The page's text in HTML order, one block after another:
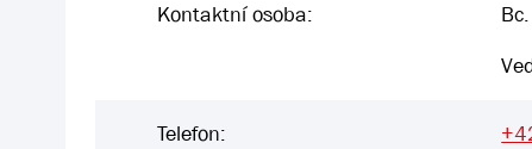
Kontaktní osoba:
Telefon: